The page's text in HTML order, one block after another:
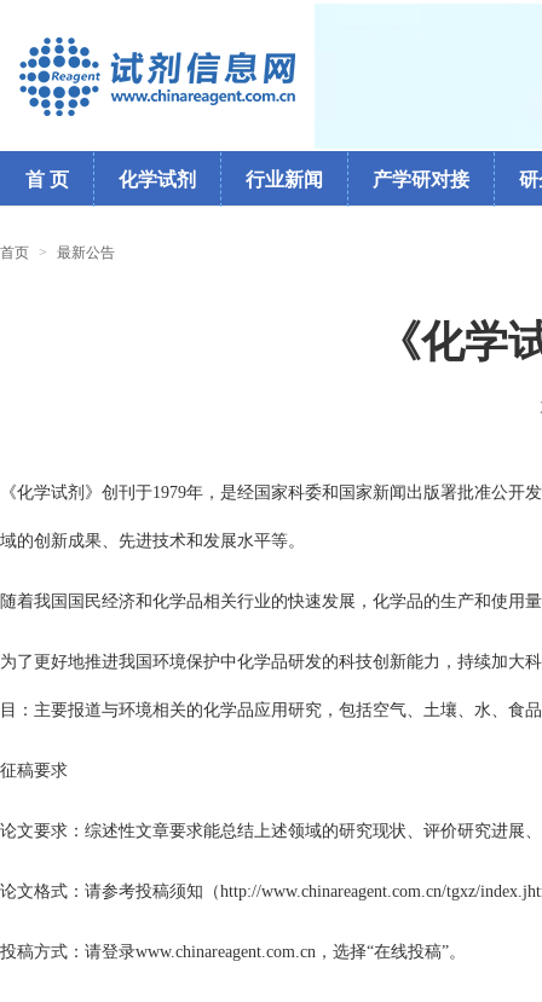
首 页 化学试剂 行业新闻 产学研对接 研
首页 > 最新公告
《化学
《化学试剂》创刊于1979年，是经国家科委和国家新闻出版署批准公
域的创新成果、先进技术和发展水平等。
随着我国国民经济和化学品相关行业的快速发展，化学品的生产和使
为了更好地推进我国环境保护中化学品研发的科技创新能力，持续加大
目：主要报道与环境相关的化学品应用研究，包括空气、土壤、水、
征稿要求
论文要求：综述性文章要求能总结上述领域的研究现状、评价研究进展
论文格式：请参考投稿须知（http://www.chinareagent.com.cn/tgxz/
投稿方式：请登录www.chinareagent.com.cn，选择“在线投稿”。